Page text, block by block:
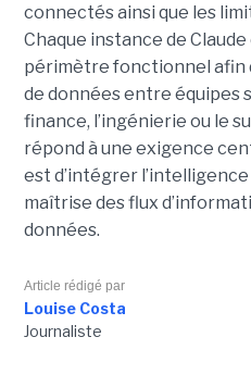
connectés ainsi que les
Chaque instance de
périmètre fonctionnel afin
de données entre équipes
finance, l’ingénierie ou le
répond à une exigence
est d’intégrer
maîtrise des flux
données.
Article rédigé par
Louise Costa
Journaliste